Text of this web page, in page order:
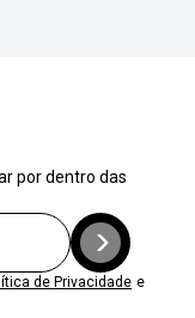
por dentro das
de Privacidade e